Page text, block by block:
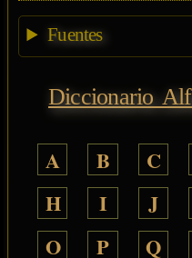
Fuentes
Diccionario
A B C
H
I J
O
P Q